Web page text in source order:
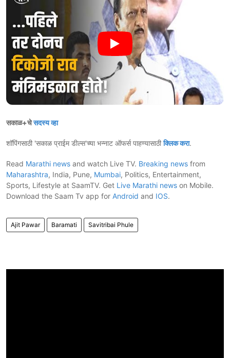
सकाळ+चेसदस्य व्हा
शॉपिंगसाठी 'सकाळ प्राईम डील्स'च्या भन्नाट ऑफर्स पाहण्यासाठीक्लिक करा.
Read Marathi news and watch Live TV. Breaking news from
Maharashtra, India, Pune, Mumbai, Politics, Entertainment,
Sports, Lifestyle at SaamTV. Get Live Marathi news on Mobile.
Download the Saam Tv app for Android and IOS.
Ajit Pawar Baramati Savitribai Phule